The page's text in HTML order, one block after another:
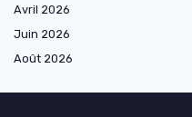
Avril 2026
Juin 2026
Août 2026